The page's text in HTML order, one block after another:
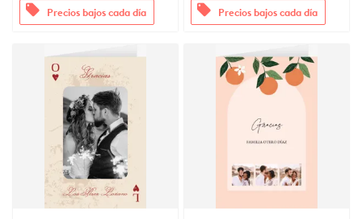
offers Precios bajos cada día offers Precios bajos cada día